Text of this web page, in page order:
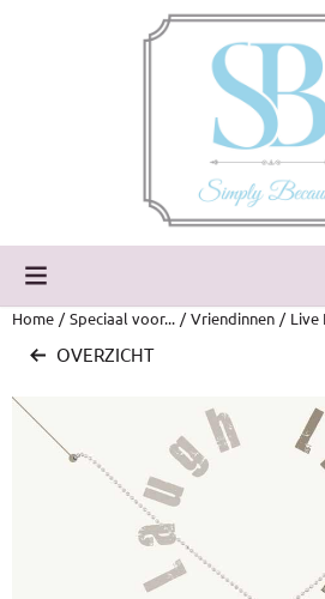
Cookievoorkeuren zijn momenteel
Home / Speciaal voor... / Vriendinnen / Live
OVERZICHT